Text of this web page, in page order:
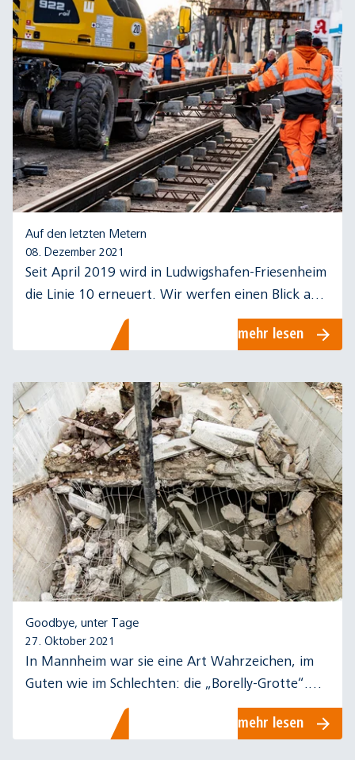
Auf den letzten Metern
08. Dezember 2021
Seit April 2019 wird in Ludwigshafen-Friesenheim
die Linie 10 erneuert. Wir werfen einen Blick auf
das aktuelle Geschehen und zurück auf drei Jahre
mehr lesen
Goodbye, unter Tage
27. Oktober 2021
In Mannheim war sie eine Art Wahrzeichen, im
Guten wie im Schlechten: die „Borelly-Grotte“.
Die Passage ist seit diesem Jahr Geschichte.
mehr lesen